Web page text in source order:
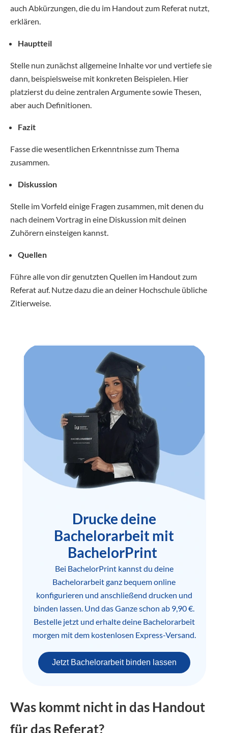
auch Abkürzungen, die du im Handout zum Referat nutzt,
erklären.
Hauptteil
Stelle nun zunächst allgemeine Inhalte vor und vertiefe sie
dann, beispielsweise mit konkreten Beispielen. Hier
platzierst du deine zentralen Argumente sowie Thesen,
aber auch Definitionen.
Fazit
Fasse die wesentlichen Erkenntnisse zum Thema
zusammen.
Diskussion
Stelle im Vorfeld einige Fragen zusammen, mit denen du
nach deinem Vortrag in eine Diskussion mit deinen
Zuhörern einsteigen kannst.
Quellen
Führe alle von dir genutzten Quellen im Handout zum
Referat auf. Nutze dazu die an deiner Hochschule übliche
Zitierweise.
Drucke deine
Bachelorarbeit mit
BachelorPrint
Bei BachelorPrint kannst du deine
Bachelorarbeit ganz bequem online
konfigurieren und anschließend drucken und
binden lassen. Und das Ganze schon ab 9,90 €.
Bestelle jetzt und erhalte deine Bachelorarbeit
morgen mit dem kostenlosen Express-Versand.
Jetzt Bachelorarbeit binden lassen
Was kommt nicht in das Handout
für das Referat?